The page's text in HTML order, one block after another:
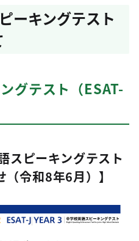
ーキングテスト
グテスト（ESAT-
スピーキングテスト
（令和8年6月）】